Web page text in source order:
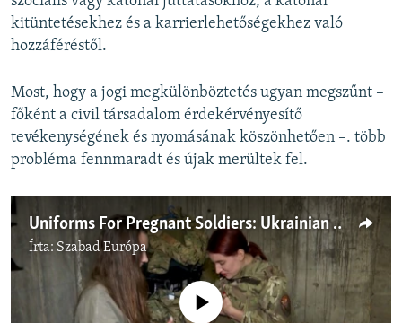
kitüntetésekhez és a karrierlehetőségekhez való
hozzáféréstől.
Most, hogy a jogi megkülönböztetés ugyan megszűnt –
főként a civil társadalom érdekérvényesítő
tevékenységének és nyomásának köszönhetően –. több
probléma fennmaradt és újak merültek fel.
Uniforms For Pregnant Soldiers: Ukrainian Volunteers Tailor Gear For Women At War
Írta: Szabad Európa
Jelenleg nincs elérhető tartalom